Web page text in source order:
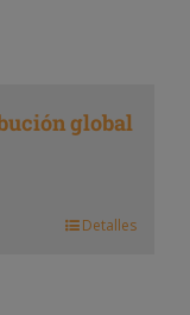
global
Detalles